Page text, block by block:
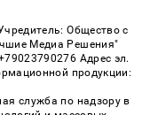
Общество с
Медиа Решения"
Адрес эл.
продукции:
служба по надзору в